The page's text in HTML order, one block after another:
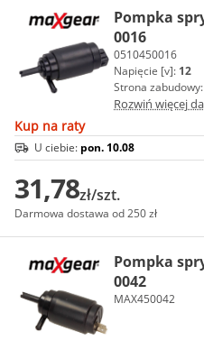
Pompka
0016
0510450016
Napięcie [v]: 12
Strona zabudowy:
Rozwiń więcej
Kup na raty
U ciebie: pon. 10.08
31,78zł/szt.
Darmowa dostawa od 250 zł
Pompka
0042
MAX450042